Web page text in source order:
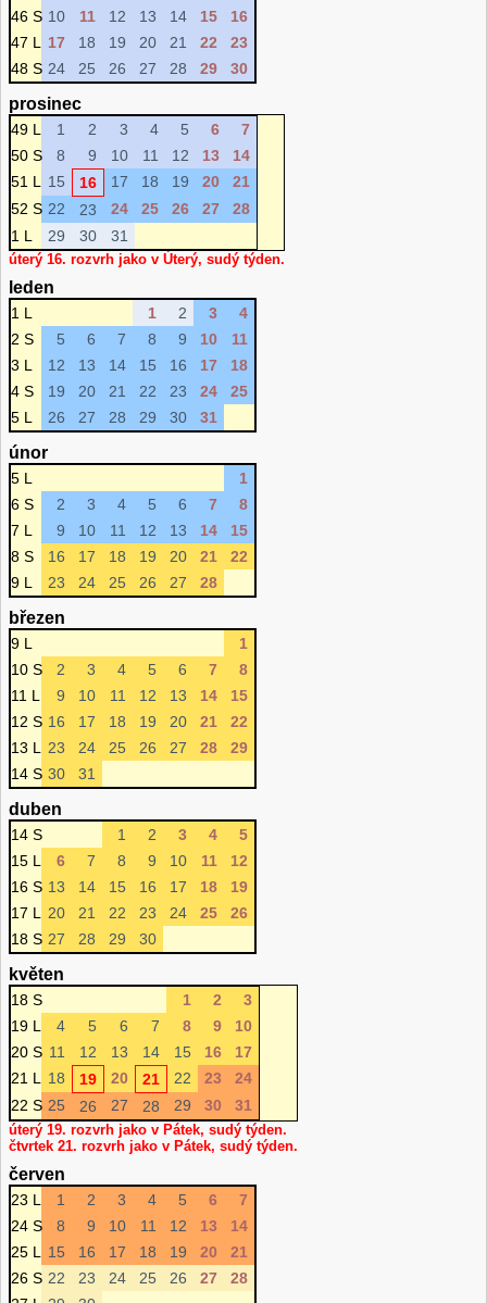
46 S 10 11 12 13 14 15
16
47 L
17 18 19 20 21 22
23
48 S 24 25 26 27 28 29 30
prosinec
49 L 1 2 3 4 5 6
7
50 S
8 9 10 11 12 13
14
51 L
15 16 17 18 19 20
21
52 S 22 23 24 25 26 27
28
1 L
29 30 31
úterý 16. rozvrh jako v Úterý, sudý týden.
leden
1 L 1 2 3
4
2 S
5 6 7 8 9 10
11
3 L
12 13 14 15 16 17
18
4 S
19 20 21 22 23 24
25
5 L
26 27 28 29 30 31
únor
5 L
1
6 S
2 3 4 5 6 7
8
7 L
9 10 11 12 13 14
15
8 S
16 17 18 19 20 21
22
9 L
23 24 25 26 27 28
březen
9 L
1
10 S
2 3 4 5 6 7
8
11 L
9 10 11 12 13 14
15
12 S 16 17 18 19 20 21
22
13 L
23 24 25 26 27 28
29
14 S 30 31
duben
14 S 1 2 3 4
5
15 L
6 7 8 9 10 11
12
16 S 13 14 15 16 17 18
19
17 L
20 21 22 23 24 25
26
18 S 27 28 29 30
květen
18 S 1 2
3
19 L
4 5 6 7 8 9
10
20 S 11 12 13 14 15 16
17
21 L
18 19 20 21 22 23
24
22 S 25 26 27 28 29 30 31
úterý 19. rozvrh jako v Pátek, sudý týden.
čtvrtek 21. rozvrh jako v Pátek, sudý týden.
červen
23 L 1 2 3 4 5 6
7
24 S
8 9 10 11 12 13
14
25 L
15 16 17 18 19 20
21
26 S 22 23 24 25 26 27
28